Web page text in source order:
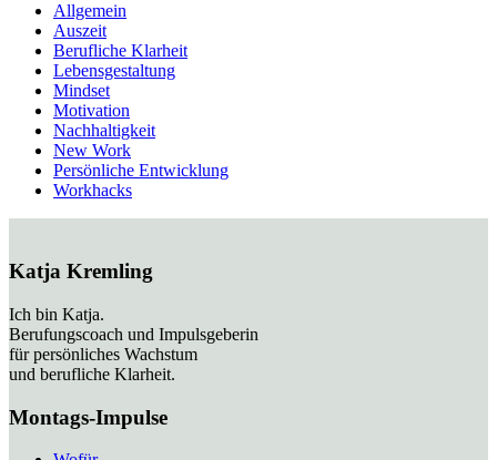
Allgemein
Auszeit
Berufliche Klarheit
Lebensgestaltung
Mindset
Motivation
Nachhaltigkeit
New Work
Persönliche Entwicklung
Workhacks
Katja Kremling
Ich bin Katja.
Berufungscoach und Impulsgeberin
für persönliches Wachstum
und berufliche Klarheit.
Montags-Impulse